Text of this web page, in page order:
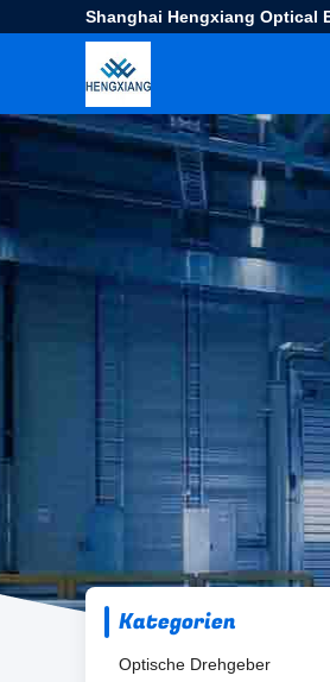
Shanghai Hengxiang Optical
Kategorien
Optische Drehgeber